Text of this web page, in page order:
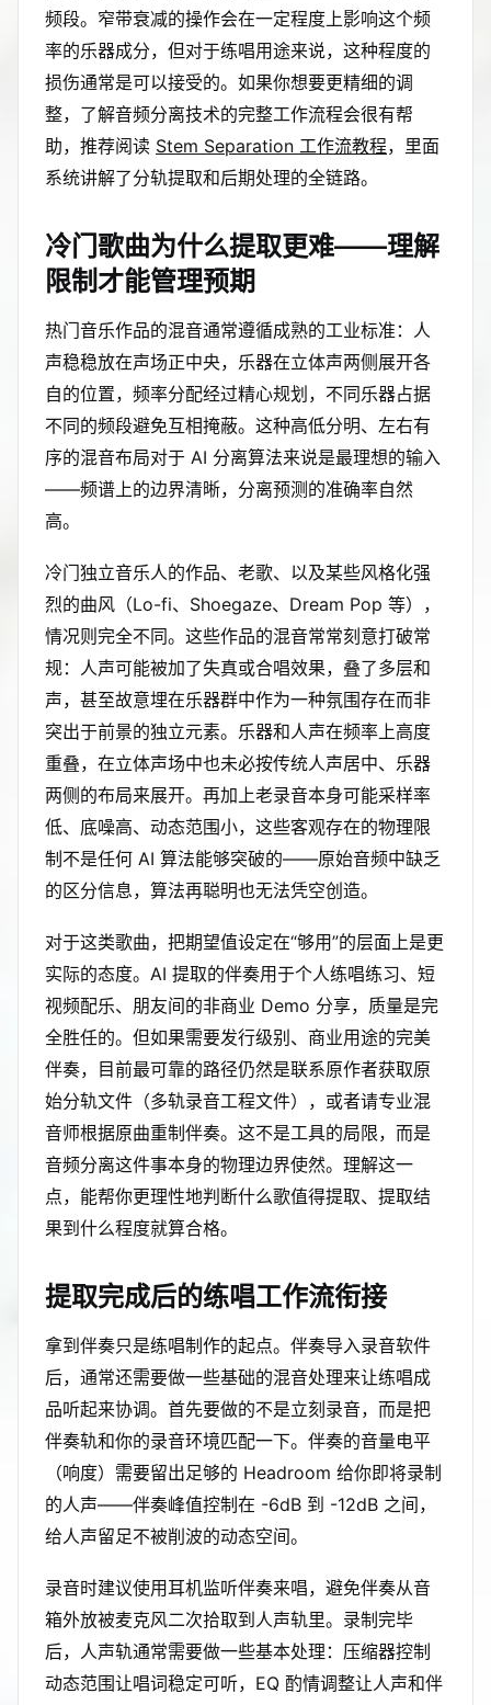
频段。窄带衰减的操作会在一定程度上影响这个频
率的乐器成分，但对于练唱用途来说，这种程度的
损伤通常是可以接受的。如果你想要更精细的调
整，了解音频分离技术的完整工作流程会很有帮
助，推荐阅读 Stem Separation 工作流教程，里面
系统讲解了分轨提取和后期处理的全链路。
冷门歌曲为什么提取更难——理解
限制才能管理预期
热门音乐作品的混音通常遵循成熟的工业标准：人
声稳稳放在声场正中央，乐器在立体声两侧展开各
自的位置，频率分配经过精心规划，不同乐器占据
不同的频段避免互相掩蔽。这种高低分明、左右有
序的混音布局对于 AI 分离算法来说是最理想的输入
——频谱上的边界清晰，分离预测的准确率自然
高。
冷门独立音乐人的作品、老歌、以及某些风格化强
烈的曲风（Lo-fi、Shoegaze、Dream Pop 等），
情况则完全不同。这些作品的混音常常刻意打破常
规：人声可能被加了失真或合唱效果，叠了多层和
声，甚至故意埋在乐器群中作为一种氛围存在而非
突出于前景的独立元素。乐器和人声在频率上高度
重叠，在立体声场中也未必按传统人声居中、乐器
两侧的布局来展开。再加上老录音本身可能采样率
低、底噪高、动态范围小，这些客观存在的物理限
制不是任何 AI 算法能够突破的——原始音频中缺乏
的区分信息，算法再聪明也无法凭空创造。
对于这类歌曲，把期望值设定在“够用”的层面上是更
实际的态度。AI 提取的伴奏用于个人练唱练习、短
视频配乐、朋友间的非商业 Demo 分享，质量是完
全胜任的。但如果需要发行级别、商业用途的完美
伴奏，目前最可靠的路径仍然是联系原作者获取原
始分轨文件（多轨录音工程文件），或者请专业混
音师根据原曲重制伴奏。这不是工具的局限，而是
音频分离这件事本身的物理边界使然。理解这一
点，能帮你更理性地判断什么歌值得提取、提取结
果到什么程度就算合格。
提取完成后的练唱工作流衔接
拿到伴奏只是练唱制作的起点。伴奏导入录音软件
后，通常还需要做一些基础的混音处理来让练唱成
品听起来协调。首先要做的不是立刻录音，而是把
伴奏轨和你的录音环境匹配一下。伴奏的音量电平
（响度）需要留出足够的 Headroom 给你即将录制
的人声——伴奏峰值控制在 -6dB 到 -12dB 之间，
给人声留足不被削波的动态空间。
录音时建议使用耳机监听伴奏来唱，避免伴奏从音
箱外放被麦克风二次拾取到人声轨里。录制完毕
后，人声轨通常需要做一些基本处理：压缩器控制
动态范围让唱词稳定可听，EQ 酌情调整让人声和伴